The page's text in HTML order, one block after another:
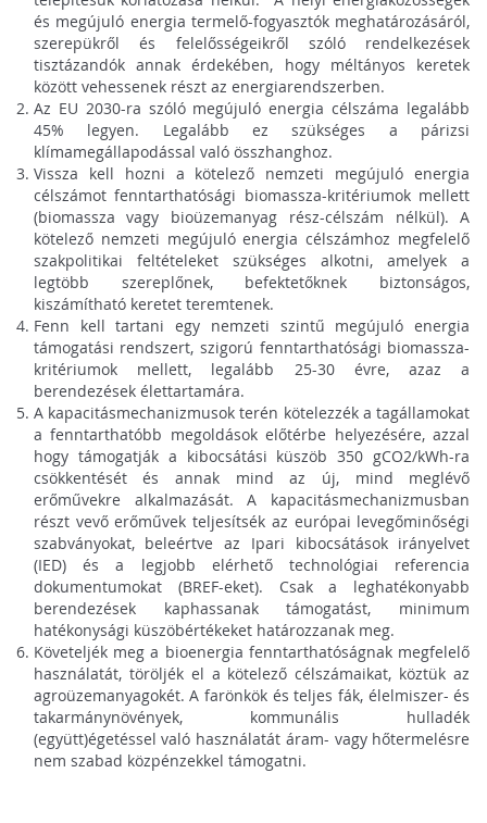
és megújuló energia termelő-fogyasztók meghatározásáról,
szerepükről és felelősségeikről szóló rendelkezések
tisztázandók annak érdekében, hogy méltányos keretek
között vehessenek részt az energiarendszerben.
Az EU 2030-ra szóló megújuló energia célszáma legalább
45% legyen. Legalább ez szükséges a párizsi
klímamegállapodással való összhanghoz.
Vissza kell hozni a kötelező nemzeti megújuló energia
célszámot fenntarthatósági biomassza-kritériumok mellett
(biomassza vagy bioüzemanyag rész-célszám nélkül). A
kötelező nemzeti megújuló energia célszámhoz megfelelő
szakpolitikai feltételeket szükséges alkotni, amelyek a
legtöbb szereplőnek, befektetőknek biztonságos,
kiszámítható keretet teremtenek.
Fenn kell tartani egy nemzeti szintű megújuló energia
támogatási rendszert, szigorú fenntarthatósági biomassza-
kritériumok mellett, legalább 25-30 évre, azaz a
berendezések élettartamára.
A kapacitásmechanizmusok terén kötelezzék a tagállamokat
a fenntarthatóbb megoldások előtérbe helyezésére, azzal
hogy támogatják a kibocsátási küszöb 350 gCO2/kWh-ra
csökkentését és annak mind az új, mind meglévő
erőművekre alkalmazását. A kapacitásmechanizmusban
részt vevő erőművek teljesítsék az európai levegőminőségi
szabványokat, beleértve az Ipari kibocsátások irányelvet
(IED) és a legjobb elérhető technológiai referencia
dokumentumokat (BREF-eket). Csak a leghatékonyabb
berendezések kaphassanak támogatást, minimum
hatékonysági küszöbértékeket határozzanak meg.
Követeljék meg a bioenergia fenntarthatóságnak megfelelő
használatát, töröljék el a kötelező célszámaikat, köztük az
agroüzemanyagokét. A farönkök és teljes fák, élelmiszer- és
takarmánynövények, kommunális hulladék
(együtt)égetéssel való használatát áram- vagy hőtermelésre
nem szabad közpénzekkel támogatni.